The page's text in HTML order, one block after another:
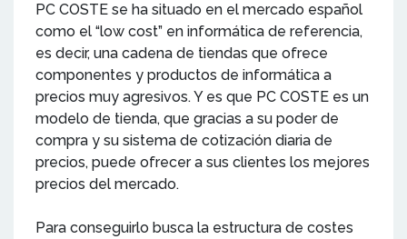
PC COSTE se ha situado en el mercado español
como el “low cost” en informática de referencia,
es decir, una cadena de tiendas que ofrece
componentes y productos de informática a
precios muy agresivos. Y es que PC COSTE es un
modelo de tienda, que gracias a su poder de
compra y su sistema de cotización diaria de
precios, puede ofrecer a sus clientes los mejores
precios del mercado.
Para conseguirlo busca la estructura de costes